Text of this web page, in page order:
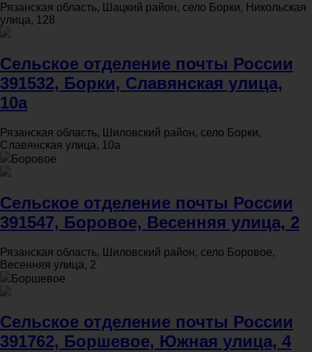
Рязанская область, Шацкий район, село Борки, Никольская
улица, 128
Сельское отделение почты России
391532, Борки, Славянская улица,
10а
Рязанская область, Шиловский район, село Борки,
Славянская улица, 10а
Боровое
Сельское отделение почты России
391547, Боровое, Весенняя улица, 2
Рязанская область, Шиловский район, село Боровое,
Весенняя улица, 2
Боршевое
Сельское отделение почты России
391762, Боршевое, Южная улица, 4